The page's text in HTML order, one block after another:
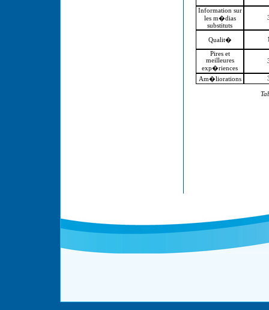
Information sur
les m�dias
substituts
Qualit�
Pires et
meilleures
exp�riences
Am�liorations